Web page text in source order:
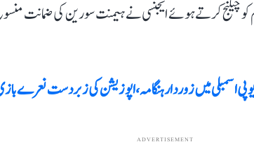
چیلنج کرتے ہوئے ایجنسی نے ہیمنت سورین کی ضمانت
اسمبلی میں زوردار ہنگامہ، اپوزیشن کی زبردست نعرے
ADVERTISEMENT